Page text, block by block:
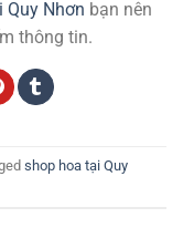
Nhơn bạn nên
thông tin.
shop hoa tại Quy